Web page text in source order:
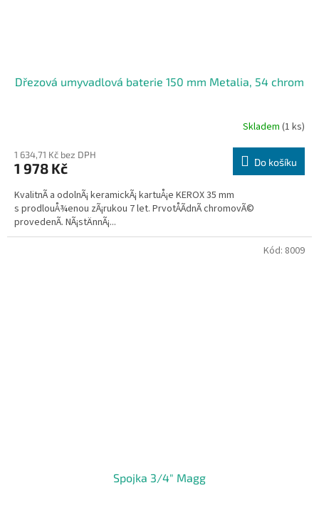
Dřezová umyvadlová baterie 150 mm Metalia, 54 chrom
Skladem (1 ks)
1 634,71 Kč bez DPH
1 978 Kč Do košíku
KvalitnÃ­ a odolnÃ¡ keramickÃ¡ kartuÅ¡e KEROX 35 mm
s prodlouÅ¾enou zÃ¡rukou 7 let. PrvotÅÃ­dnÃ­ chromovÃ©
provedenÃ­. NÃ¡stÄnnÃ¡...
Spojka 3/4" Magg
Kód: 8009